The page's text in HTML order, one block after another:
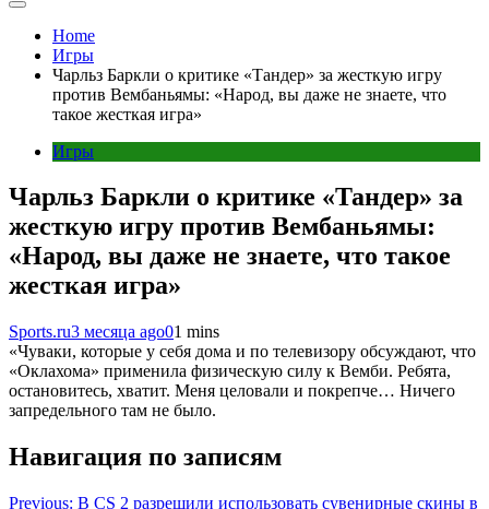
Home
Игры
Чарльз Баркли о критике «Тандер» за жесткую игру
против Вембаньямы: «Народ, вы даже не знаете, что
такое жесткая игра»
Игры
Чарльз Баркли о критике «Тандер» за
жесткую игру против Вембаньямы:
«Народ, вы даже не знаете, что такое
жесткая игра»
Sports.ru3 месяца ago01 mins
«Чуваки, которые у себя дома и по телевизору обсуждают, что
«Оклахома» применила физическую силу к Вемби. Ребята,
остановитесь, хватит. Меня целовали и покрепче… Ничего
запредельного там не было.
Навигация по записям
Previous: В CS 2 разрешили использовать сувенирные скины в